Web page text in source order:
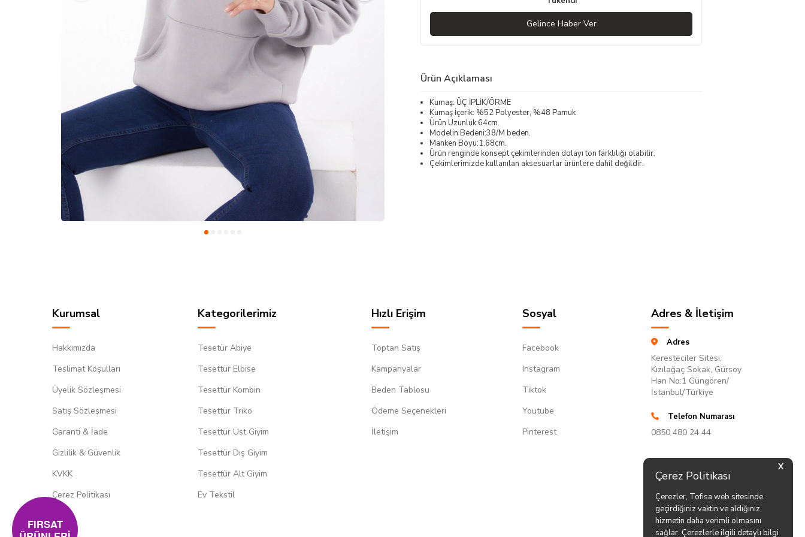
X
Çerez Politikası
Çerezler, Tofisa web sitesinde
geçirdiğiniz vaktin ve aldığınız
hizmetin daha verimli olmasını
sağlar. Çerezlerle ilgili detaylı bilgi
Gelince Haber Ver
Ürün Açıklaması
Kumaş: ÜÇ İPLİK/ÖRME
Kumaş İçerik: %52 Polyester, %48 Pamuk
Ürün Uzunluk:64cm.
Modelin Bedeni:38/M beden.
Manken Boyu:1.68cm.
Ürün renginde konsept çekimlerinden dolayı ton farklılığı olabilir.
Çekimlerimizde kullanılan aksesuarlar ürünlere dahil değildir.
Kurumsal
Hakkımızda
Teslimat Koşulları
Üyelik Sözleşmesi
Satış Sözleşmesi
Garanti & İade
Gizlilik & Güvenlik
KVKK
Çerez Politikası
Kategorilerimiz
Tesetür Abiye
Tesettür Elbise
Tesettür Kombin
Tesettür Triko
Tesettür Üst Giyim
Tesettür Dış Giyim
Tesettür Alt Giyim
Ev Tekstil
Hızlı Erişim
Toptan Satış
Kampanyalar
Beden Tablosu
Ödeme Seçenekleri
İletişim
Sosyal
Facebook
Instagram
Tiktok
Youtube
Pinterest
Adres & İletişim
Adres
Keresteciler Sitesi,
Kızılağaç Sokak, Gürsoy
Han No:1 Güngören/
İstanbul/Türkiye
Telefon Numarası
0850 480 24 44
FIRSAT